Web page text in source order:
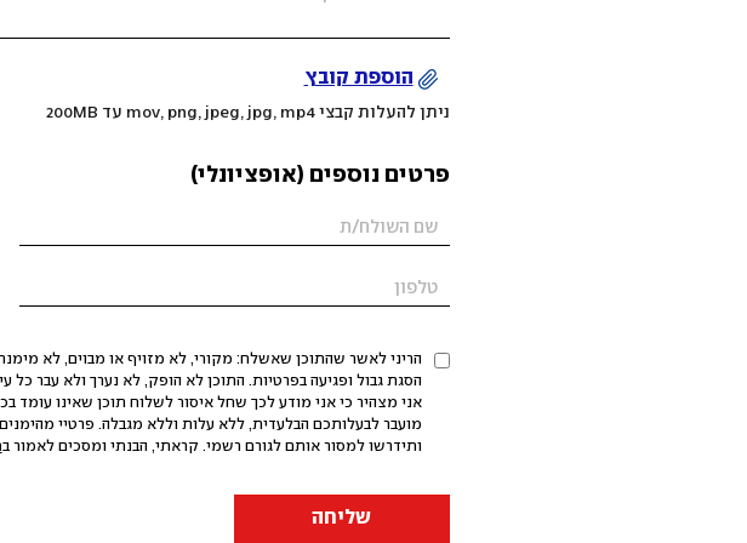
הוספת קובץ
ניתן להעלות קבצי mov, png, jpeg, jpg, mp4 עד 200MB
פרטים נוספים (אופציונלי)
הריני לאשר שהתוכן שאשלח: מקורי, לא מזויף או מבוים, לא
אני מצהיר כי אני מודע לכך שחל איסור לשלוח תוכן שאינו עומד
מועבר לבעלותכם הבלעדית, ללא עלות וללא מגבלה. פרטיי
ותידרשו למסור אותם לגורם רשמי. קראתי, הבנתי ומסכים לאמור ב
שליחה